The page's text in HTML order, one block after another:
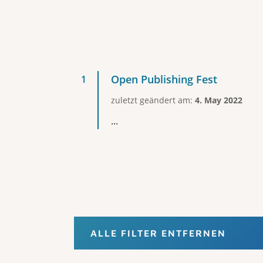
Open Publishing Fest
zuletzt geändert am: 4. May 2022
...
ALLE FILTER ENTFERNEN